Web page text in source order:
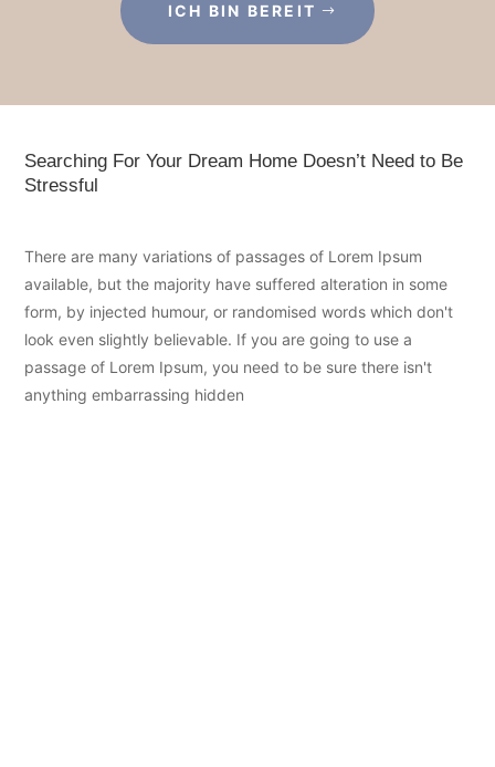
ICH BIN BEREIT
Searching For Your Dream Home Doesn’t Need to Be
Stressful
There are many variations of passages of Lorem Ipsum
available, but the majority have suffered alteration in some
form, by injected humour, or randomised words which don't
look even slightly believable. If you are going to use a
passage of Lorem Ipsum, you need to be sure there isn't
anything embarrassing hidden